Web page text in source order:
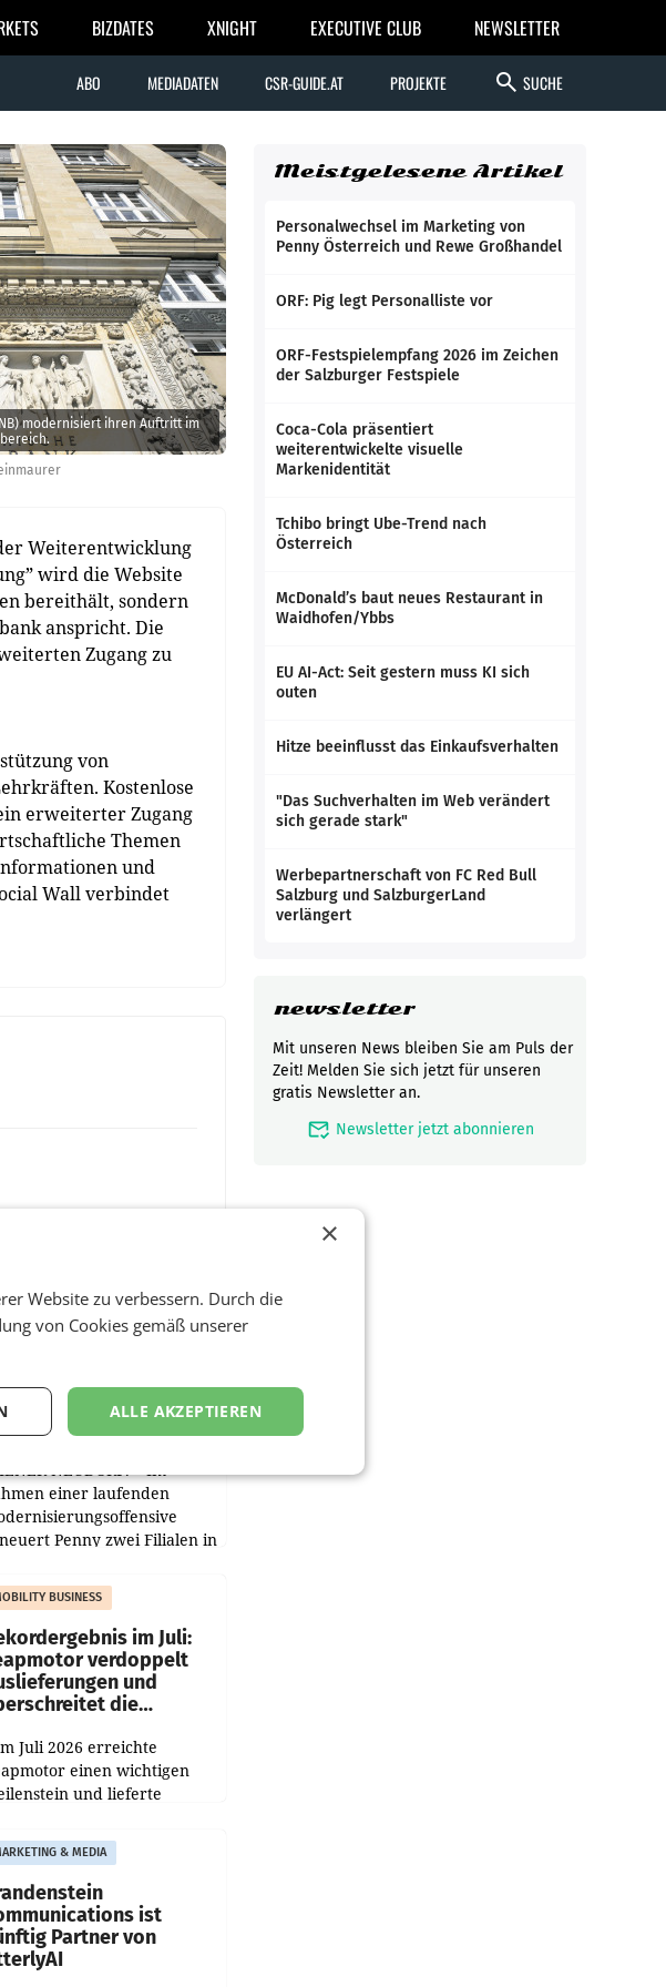
BIZDATES XNIGHT EXECUTIVE CLUB NEWSLETTER
ABO MEDIADATEN CSR-GUIDE.AT PROJEKTE search SUCHE
modernisiert ihren Auftritt im
Weiterentwicklung
wird die Website
bereithält, sondern
anspricht. Die
Zugang zu
von
Kostenlose
erweiterter Zugang
Themen
und
Wall verbindet
modernisiert zwei
in Ober- und
NEUDORF. – Im
einer laufenden
Penny zwei Filialen in
beiden Standorte liegen in
sowie im rund
BUSINESS
im Juli:
verdoppelt
und
die
Juli 2026 erreichte
einen wichtigen
und lieferte
womit sich das Ergebnis
Juli 2025 mehr als
(+102
& MEDIA
ist
Partner von
Meistgelesene Artikel
Personalwechsel im Marketing von
Penny Österreich und Rewe Großhandel
ORF: Pig legt Personalliste vor
ORF-Festspielempfang 2026 im Zeichen
der Salzburger Festspiele
Coca-Cola präsentiert
weiterentwickelte visuelle
Markenidentität
Tchibo bringt Ube-Trend nach
Österreich
McDonald’s baut neues Restaurant in
Waidhofen/Ybbs
EU AI-Act: Seit gestern muss KI sich
outen
Hitze beeinflusst das Einkaufsverhalten
"Das Suchverhalten im Web verändert
sich gerade stark"
Werbepartnerschaft von FC Red Bull
Salzburg und SalzburgerLand
verlängert
newsletter
Mit unseren News bleiben Sie am Puls der
Zeit! Melden Sie sich jetzt für unseren
gratis Newsletter an.
mark_email_read Newsletter jetzt abonnieren
×
Website zu verbessern. Durch die
von Cookies gemäß unserer
ALLE AKZEPTIEREN